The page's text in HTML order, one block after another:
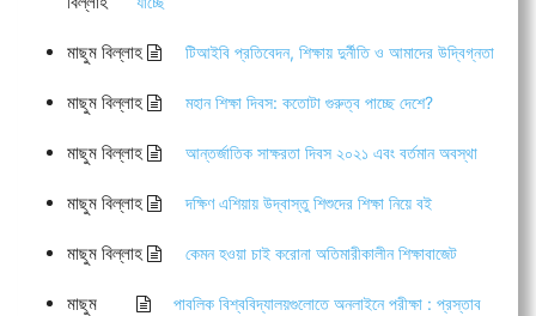
মাছুম বিল্লাহ টিআইবি প্রতিবেদন, শিক্ষায় দুর্নীতি ও আমাদের উদ্বিগ্নতা
মাছুম বিল্লাহ মহান শিক্ষা দিবস: কতোটা গুরুত্ব পাচ্ছে দেশে?
মাছুম বিল্লাহ আন্তর্জাতিক সাক্ষরতা দিবস ২০২১ এবং বর্তমান অবস্থা
মাছুম বিল্লাহ দক্ষিণ এশিয়ায় উদ্বাস্তু শিশুদের শিক্ষা নিয়ে বই
মাছুম বিল্লাহ কেমন হওয়া চাই করোনা অতিমারীকালীন শিক্ষাবাজেট
মাছুম
পাবলিক বিশ্ববিদ্যালয়গুলোতে অনলাইনে পরীক্ষা : প্রস্তাব